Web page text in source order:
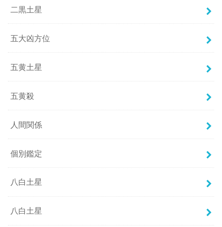
二黒土星
五大凶方位
五黄土星
五黄殺
人間関係
個別鑑定
八白土星
八白土星